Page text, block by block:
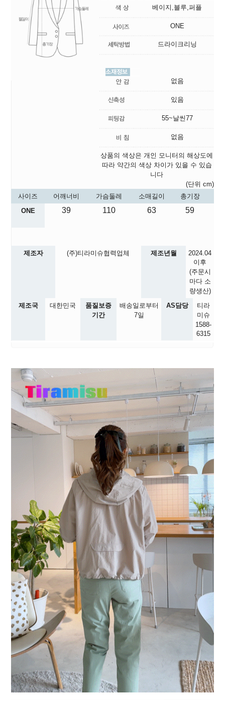
베이지,블루,퍼플
ONE
드라이크리닝
없음
있음
55~날씬77
없음
상품의 색상은 개인 모니터의 해상도에
따라 약간의 색상 차이가 있을 수 있습
니다
(단위 cm)
사이즈
어깨너비 가슴둘레 소매길이
총기장
ONE
39 110 63 59
제조자 (주)티라미슈협력업체 제조년월
2024.04
이후
(주문시
마다 소
량생산)
제조국
대한민국
품질보증
기간
배송일로부터
7일
AS담당
티라
미슈
1588-
6315